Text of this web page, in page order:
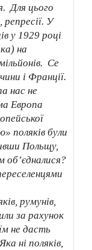
Для цього
репресії. У
у 1929 році
на
Се
і Франції.
нас не
Европа
поляків були
Польщу,
обʼєдналися?
румунів,
за рахунок
не дасть
ні поляків,